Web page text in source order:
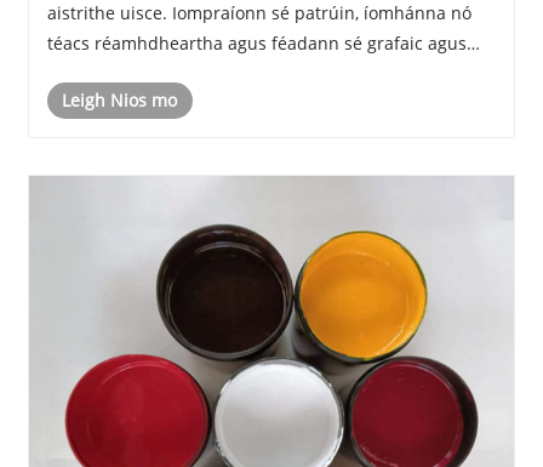
aistrithe uisce. Iompraíonn sé patrúin, íomhánna nó
téacs réamhdheartha agus féadann sé grafaic agus
foshraitheanna éagsúla, ag cur éifeachtaí mais......
Leigh Nios mo